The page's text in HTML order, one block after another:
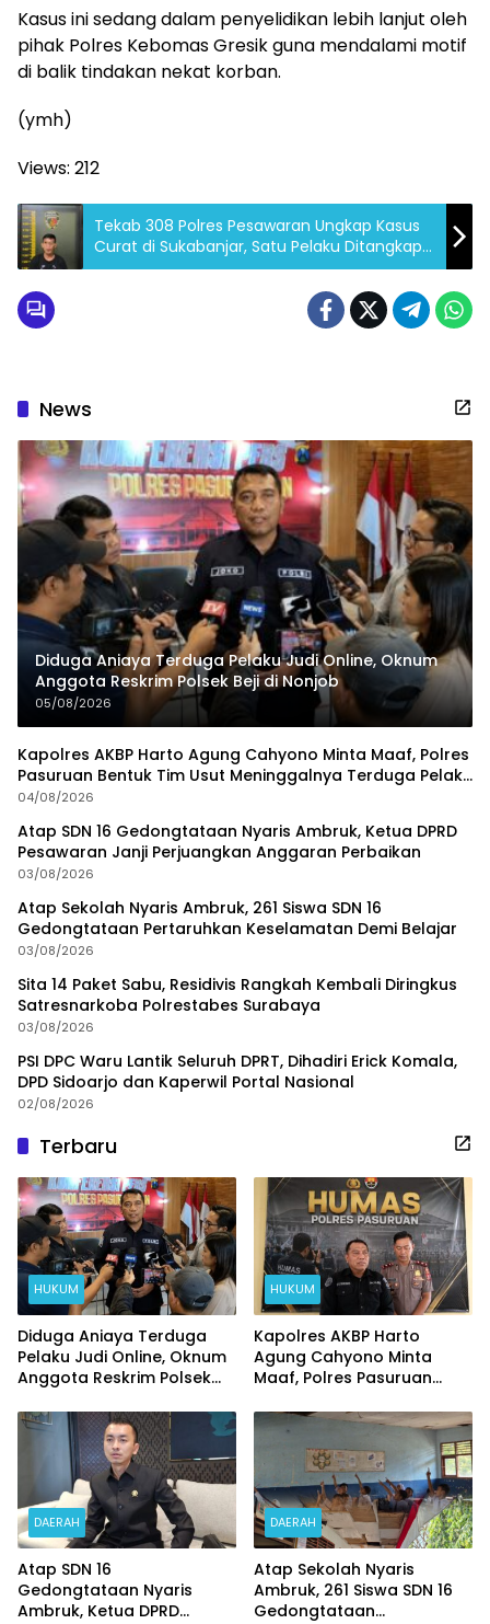
Kasus ini sedang dalam penyelidikan lebih lanjut oleh
pihak Polres Kebomas Gresik guna mendalami motif
di balik tindakan nekat korban.
(ymh)
Views: 212
Tekab 308 Polres Pesawaran Ungkap Kasus
Curat di Sukabanjar, Satu Pelaku Ditangkap
dan Satu Pelaku Masih Buron
News
Diduga Aniaya Terduga Pelaku Judi Online, Oknum
Anggota Reskrim Polsek Beji di Nonjob
05/08/2026
Kapolres AKBP Harto Agung Cahyono Minta Maaf, Polres
Pasuruan Bentuk Tim Usut Meninggalnya Terduga Pelaku
Judi Online
04/08/2026
Atap SDN 16 Gedongtataan Nyaris Ambruk, Ketua DPRD
Pesawaran Janji Perjuangkan Anggaran Perbaikan
03/08/2026
Atap Sekolah Nyaris Ambruk, 261 Siswa SDN 16
Gedongtataan Pertaruhkan Keselamatan Demi Belajar
03/08/2026
Sita 14 Paket Sabu, Residivis Rangkah Kembali Diringkus
Satresnarkoba Polrestabes Surabaya
03/08/2026
PSI DPC Waru Lantik Seluruh DPRT, Dihadiri Erick Komala,
DPD Sidoarjo dan Kaperwil Portal Nasional
02/08/2026
Terbaru
HUKUM
Diduga Aniaya Terduga
Pelaku Judi Online, Oknum
Anggota Reskrim Polsek
HUKUM
Kapolres AKBP Harto
Agung Cahyono Minta
Maaf, Polres Pasuruan
Meninggalnya Terduga
Pelaku Judi Online
DAERAH
Atap SDN 16
Gedongtataan Nyaris
Ambruk, Ketua DPRD
DAERAH
Atap Sekolah Nyaris
Ambruk, 261 Siswa SDN 16
Gedongtataan